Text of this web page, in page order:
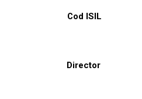
Cod ISIL
Director